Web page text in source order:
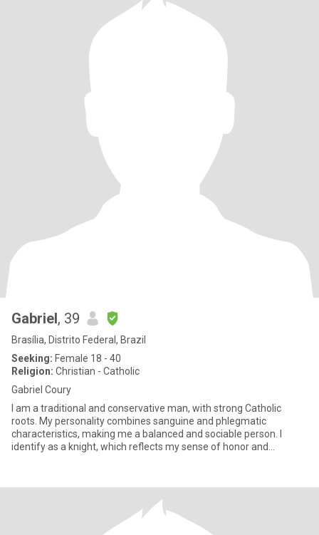
Gabriel, 39
Brasília, Distrito Federal, Brazil
Seeking: Female 18 - 40
Religion: Christian - Catholic
Gabriel Coury
I am a traditional and conservative man, with strong Catholic
roots. My personality combines sanguine and phlegmatic
characteristics, making me a balanced and sociable person. I
identify as a knight, which reflects my sense of honor and